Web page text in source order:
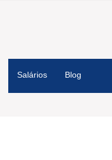
Salários Blog